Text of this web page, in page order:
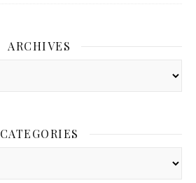
ARCHIVES
CATEGORIES